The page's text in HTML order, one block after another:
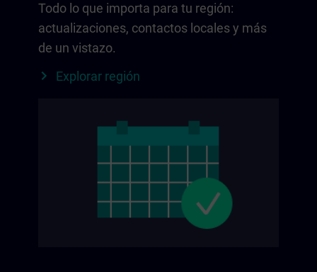
Todo lo que importa para tu región:
actualizaciones, contactos locales y más
de un vistazo.
Explorar región